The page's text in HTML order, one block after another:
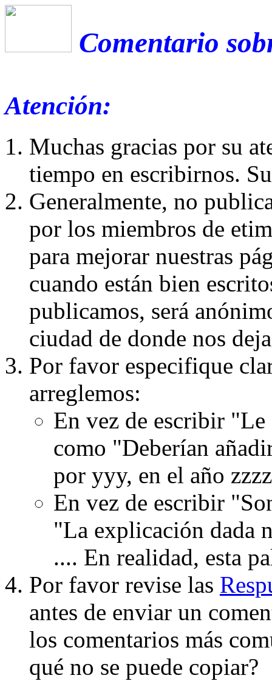
Comentario
Atención:
Muchas gracias por su
tiempo en escribirnos.
Generalmente, no
por los miembros de
para mejorar nuestras
cuando están bien
publicamos, será
ciudad de donde nos
Por favor especifique
arreglemos:
En vez de escribir
como "Deberían
por yyy, en el año
En vez de escribir
"La explicación dada
.... En realidad, esta
Por favor revise las
antes de enviar un
los comentarios más
qué no se puede copiar?